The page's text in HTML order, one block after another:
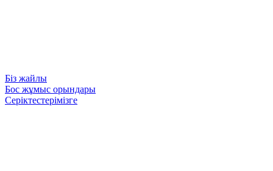
Біз жайлы
Бос жұмыс орындары
Серіктестерімізге